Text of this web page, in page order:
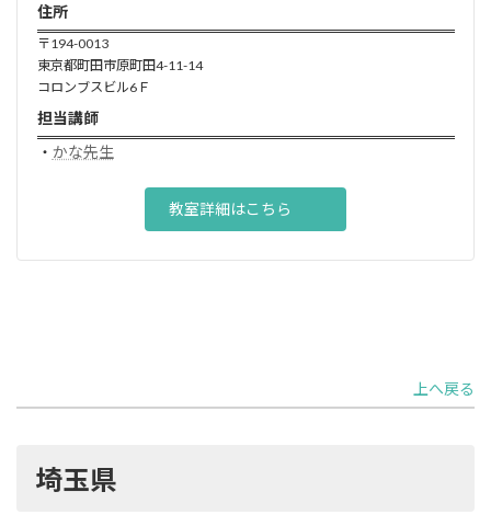
住所
〒194-0013
東京都町田市原町田4-11-14
コロンブスビル6Ｆ
担当講師
・ かな先生
教室詳細はこちら
上へ戻る
埼玉県